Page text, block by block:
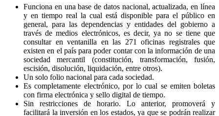
Funciona en una base de datos nacional, actualizada, en línea
y en tiempo real la cual está disponible para el público en
general, para las dependencias y entidades del gobierno a
través de medios electrónicos, es decir, ya no se tiene que
consultar en ventanilla en las 271 oficinas registrales que
existen en el país para poder contar con la información de una
sociedad mercantil (constitución, transformación, fusión,
escisión, disolución, liquidación, entre otros).
Un solo folio nacional para cada sociedad.
Es completamente electrónico, por lo cual se emiten boletas
con firma electrónica y sello digital de tiempo.
Sin restricciones de horario. Lo anterior, promoverá y
facilitará la inversión en los estados, ya que se podrán realizar